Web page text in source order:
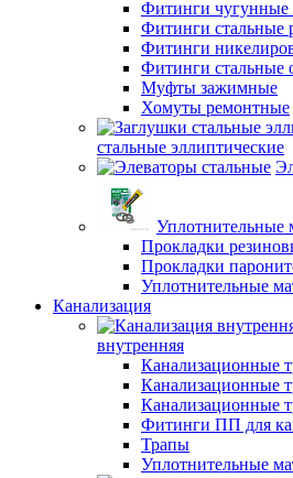
Фитинги чугунные
Фитинги стальные
Фитинги
Фитинги стальные
Муфты зажимные
Хомуты ремонтные
стальные эллиптические
Уплотнительные
Прокладки
Прокладки
Уплотнительные
Канализация
внутренняя
Канализационные
Канализационные
Канализационные
Фитинги ПП для
Трапы
Уплотнительные